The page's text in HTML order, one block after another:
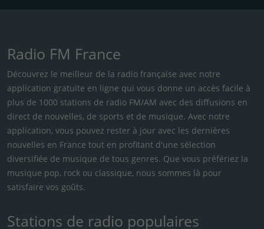
Radio FM France
Découvrez le meilleur de la radio française avec notre
application gratuite en ligne qui vous donne un accès facile à
plus de 1000 stations de radio FM/AM avec des diffusions en
direct de nouvelles, de sports et de musique. Avec notre
application, vous pouvez rester à jour avec les dernières
nouvelles en France tout en profitant d'une sélection
diversifiée de musique de tous genres. Que vous préfériez la
musique pop, rock ou classique, nous sommes là pour
satisfaire vos goûts.
Stations de radio populaires